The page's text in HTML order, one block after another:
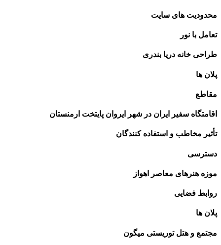
محدودیت های سایت
تعامل با نور
طراحی خانه دریا بندری
پلان ها
مقاطع
اقامتگاه سفیر ایران در شهر ایروان پایتخت ارمنستان
تأثیر مخاطب و استفاده کنندگان
دسترسی
موزه هنرهای معاصر اهواز
روابط فضایی
پلان ها
مجتمع و هتل توریستی میگون